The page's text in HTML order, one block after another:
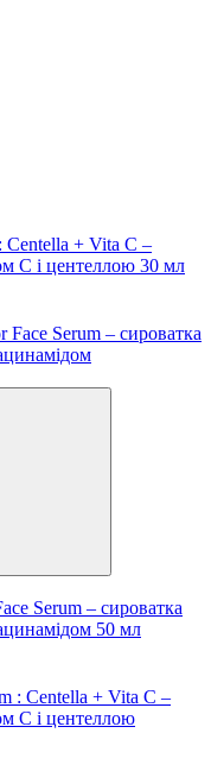
Centella + Vita C –
С і центеллою 30 мл
Serum – сироватка
50 мл